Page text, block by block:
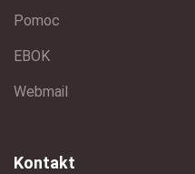
Pomoc
EBOK
Webmail
Kontakt